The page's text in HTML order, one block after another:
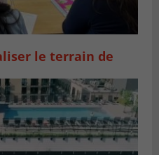
le terrain de